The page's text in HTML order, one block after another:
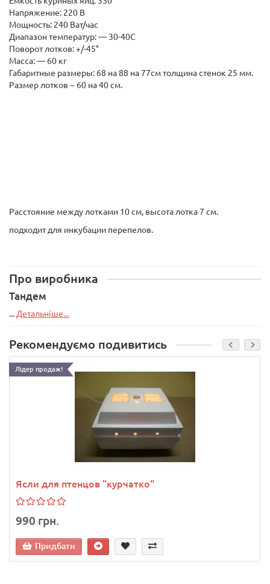
Напряжение: 220 В
Мощность: 240 Ват/час
Диапазон температур: — 30-40С
Поворот лотков: +/-45°
Масса: — 60 кг
Габаритные размеры: 68 на 88 на 77см толщина стенок 25 мм.
Размер лотков ~ 60 на 40 см.
Расстояние между лотками 10 см, высота лотка 7 см.
подходит для инкубации перепелов.
Про виробника
Тандем
... Детальніше...
Рекомендуємо подивитись
Лідер продаж!
Ясли для птенцов "курчатко"
990 грн.
Придбати